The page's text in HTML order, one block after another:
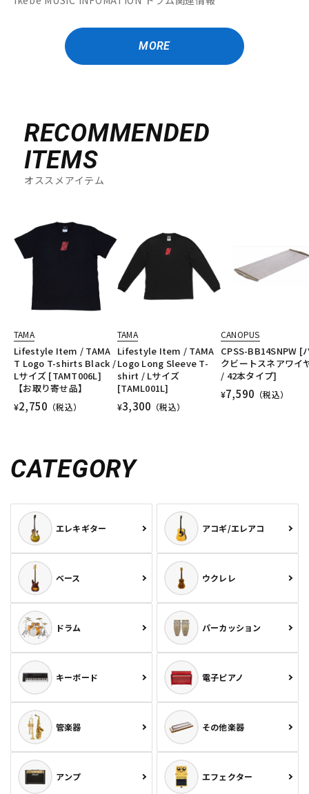
MORE
RECOMMENDED
ITEMS
オススメアイテム
TAMA
Lifestyle Item / TAMA
T Logo T-shirts Black /
Lサイズ [TAMT006L]
【お取り寄せ品】
¥2,750 （税込）
TAMA
Lifestyle Item / TAMA
Logo Long Sleeve T-
shirt / Lサイズ
[TAML001L]
¥3,300 （税込）
CANOPUS
CPSS-BB14SNPW [
クビートスネアワイ
/ 42本タイプ]
¥7,590 （税込）
CATEGORY
エレキギター アコギ/エレアコ
ベース ウクレレ
ドラム パーカッション
キーボード 電子ピアノ
管楽器 その他楽器
アンプ エフェクター